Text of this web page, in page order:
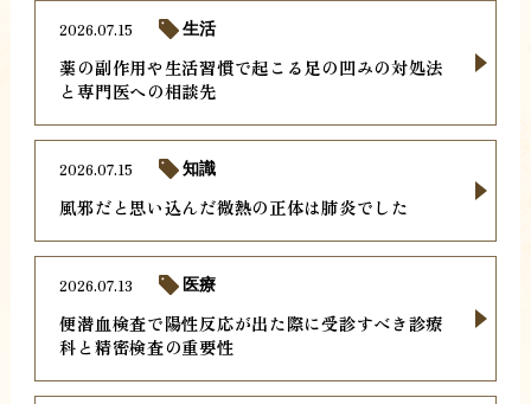
薬の副作用や生活習慣で起こる足の凹みの対処法
と専門医への相談先
2026.07.15 生活
風邪だと思い込んだ微熱の正体は肺炎でした
2026.07.15 知識
便潜血検査で陽性反応が出た際に受診すべき診療
科と精密検査の重要性
2026.07.13 医療